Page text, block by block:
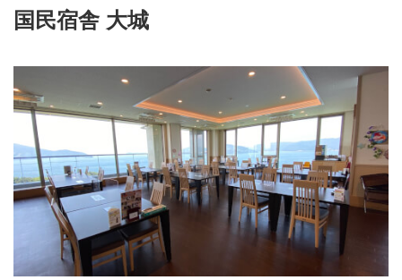
国民宿舎 大城